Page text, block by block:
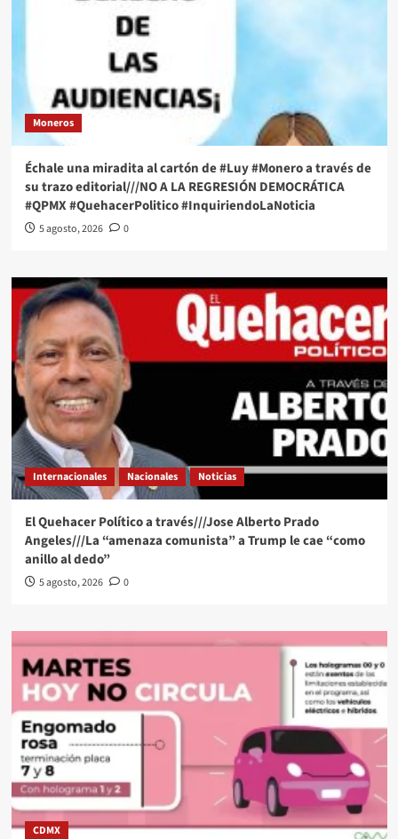
Moneros
Échale una miradita al cartón de #Luy #Monero a través de
su trazo editorial///NO A LA REGRESIÓN DEMOCRÁTICA
#QPMX #QuehacerPolitico #InquiriendoLaNoticia
5 agosto, 2026 0
Internacionales Nacionales Noticias
El Quehacer Político a través///Jose Alberto Prado
Angeles///La “amenaza comunista” a Trump le cae “como
anillo al dedo”
5 agosto, 2026 0
CDMX